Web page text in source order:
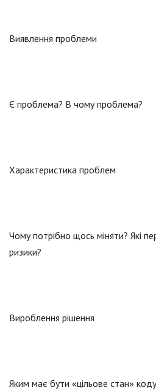
Виявлення проблеми
Є проблема? В чому проблема?
Характеристика проблем
Чому потрібно щось міняти? Які
ризики?
Вироблення рішення
Яким має бути «цільове стан»